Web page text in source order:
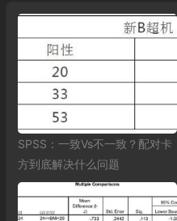
SPSS：一致Vs不一致？配对卡
方到底解决什么问题